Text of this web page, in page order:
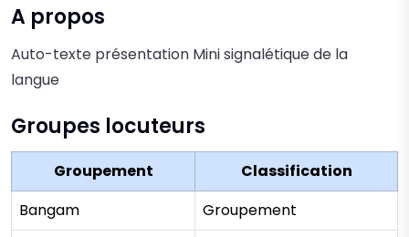
A propos
Auto-texte présentation Mini signalétique de la
langue
Groupes locuteurs
Groupement
Classification
Bangam
Groupement